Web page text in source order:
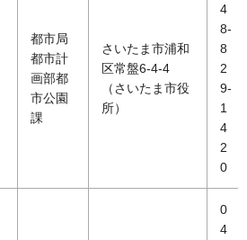
都市局
都市計
画部都
市公園
課
さいたま市浦和
区常盤6-4-4
（さいたま市役
所）
4
8-
8
2
9-
1
4
2
0
0
4